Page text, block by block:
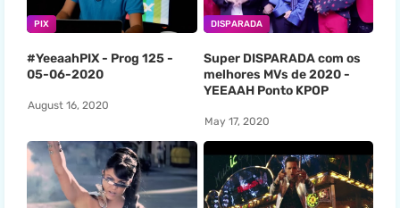
PIX
#YeeaahPIX - Prog 125 -
05-06-2020
August 16, 2020
DISPARADA
Super DISPARADA com os
melhores MVs de 2020 -
YEEAAH Ponto KPOP
May 17, 2020